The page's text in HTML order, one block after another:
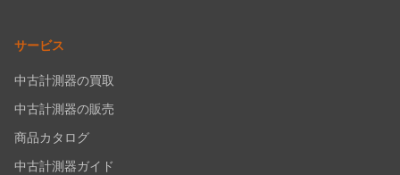
サービス
中古計測器の買取
中古計測器の販売
商品カタログ
中古計測器ガイド